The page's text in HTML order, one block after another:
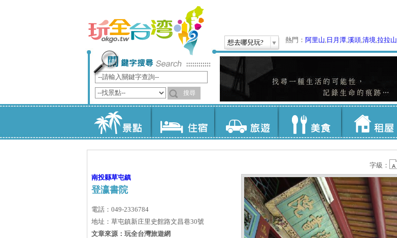
想去哪兒玩? 熱門： 阿里山, 日月潭,溪頭,清境,拉拉山
字級：
南投縣草屯鎮
登瀛書院
電話：049-2336784
地址：草屯鎮新庄里史館路文昌巷30號
文章來源：玩全台灣旅遊網